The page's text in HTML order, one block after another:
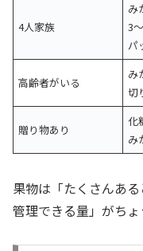
4人家族
み
3
パ
高齢者がいる
み
切
贈り物あり
化
み
果物は「たくさんあ
管理できる量」がちょ